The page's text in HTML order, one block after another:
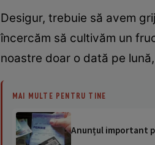
Desigur, trebuie să avem
încercăm să cultivăm un
noastre doar o dată pe
MAI MULTE PENTRU TINE
Anunțul important